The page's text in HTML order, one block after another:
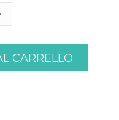
CARRELLO